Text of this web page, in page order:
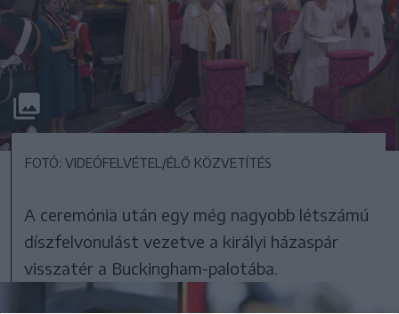
FOTÓ: VIDEÓFELVÉTEL/ÉLŐ KÖZVETÍTÉS
A ceremónia után egy még nagyobb létszámú
díszfelvonulást vezetve a királyi házaspár
visszatér a Buckingham-palotába.